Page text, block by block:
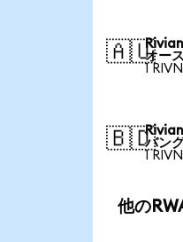
🇦🇺オー
1
🇧🇩バン
1
他の